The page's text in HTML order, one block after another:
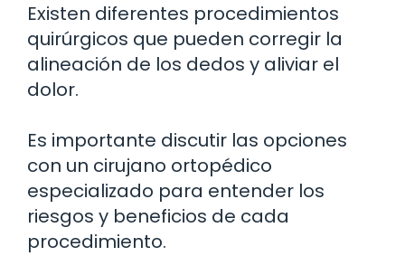
Existen diferentes procedimientos
quirúrgicos que pueden corregir la
alineación de los dedos y aliviar el
dolor.
Es importante discutir las opciones
con un cirujano ortopédico
especializado para entender los
riesgos y beneficios de cada
procedimiento.